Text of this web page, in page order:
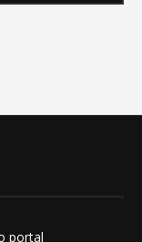
portal